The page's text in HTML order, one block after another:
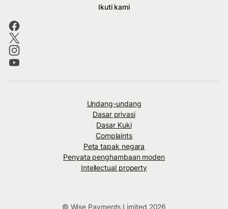
Ikuti kami
Undang-undang
Dasar privasi
Dasar Kuki
Complaints
Peta tapak negara
Penyata penghambaan moden
Intellectual property
© Wise Payments Limited 2026